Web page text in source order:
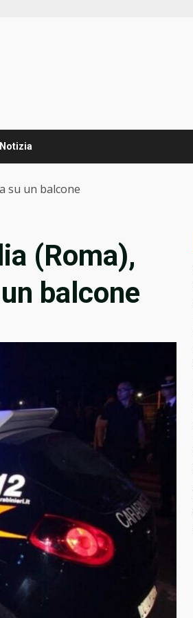
su un balcone
(Roma),
balcone